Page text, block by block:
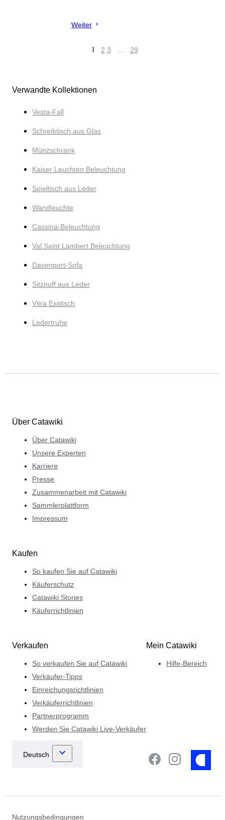
Weiter
1 2 3 … 29
Verwandte Kollektionen
Vesta-Fall
Schreibtisch aus Glas
Münzschrank
Kaiser Leuchten Beleuchtung
Spieltisch aus Leder
Wandleuchte
Cassina-Beleuchtung
Val Saint Lambert Beleuchtung
Davenport-Sofa
Sitzpuff aus Leder
Vitra Esstisch
Ledertruhe
Über Catawiki
Über Catawiki
Unsere Experten
Karriere
Presse
Zusammenarbeit mit Catawiki
Sammlerplattform
Impressum
Kaufen
So kaufen Sie auf Catawiki
Käuferschutz
Catawiki Stories
Käuferrichtlinien
Verkaufen
So verkaufen Sie auf Catawiki
Verkäufer-Tipps
Einreichungsrichtlinien
Verkäuferrichtlinien
Partnerprogramm
Werden Sie Catawiki Live-Verkäufer
Mein Catawiki
Hilfe-Bereich
Nutzungsbedingungen